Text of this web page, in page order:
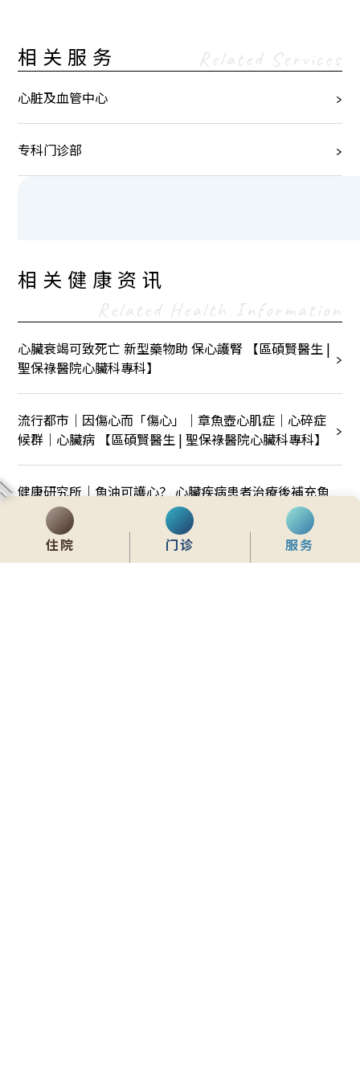
相关服务 Related Services
心脏及血管中心
专科门诊部
相关健康资讯
Related Health Information
心臟衰竭可致死亡 新型藥物助 保心護腎 【區碩賢醫生 |
聖保祿醫院心臟科專科】
流行都市｜因傷心而「傷心」｜章魚壺心肌症｜心碎症
候群｜心臟病 【區碩賢醫生 | 聖保祿醫院心臟科專科】
健康研究所｜魚油可護心？ 心臟疾病患者治療後補充魚
油有助康復【區碩賢醫生 | 聖保祿醫院心臟科專科】
心房顫動治療全面睇 新一代薄血藥助防中風【區碩賢醫
住院 门诊 服务